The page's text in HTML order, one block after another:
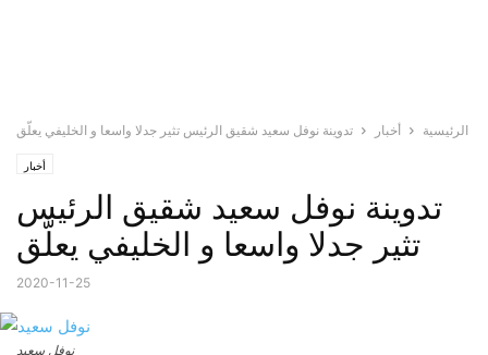
الرئيسية أخبار تدوينة نوفل سعيد شقيق الرئيس تثير جدلا واسعا و الخليفي يعلّق
أخبار
تدوينة نوفل سعيد شقيق الرئيس
تثير جدلا واسعا و الخليفي يعلّق
2020-11-25
نوفل سعيد